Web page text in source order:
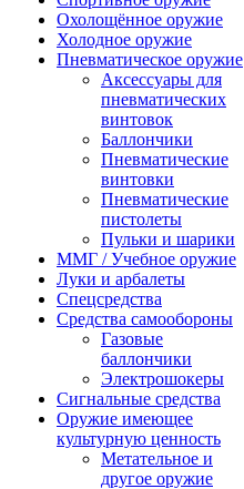
Охолощённое оружие
Холодное оружие
Пневматическое оружие
Аксессуары для
пневматических
винтовок
Баллончики
Пневматические
винтовки
Пневматические
пистолеты
Пульки и шарики
ММГ / Учебное оружие
Луки и арбалеты
Спецсредства
Средства самообороны
Газовые
баллончики
Электрошокеры
Сигнальные средства
Оружие имеющее
культурную ценность
Метательное и
другое оружие